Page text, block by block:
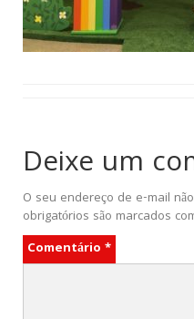
Deixe um
O seu endereço de e-mail
obrigatórios são marcados
Comentário *